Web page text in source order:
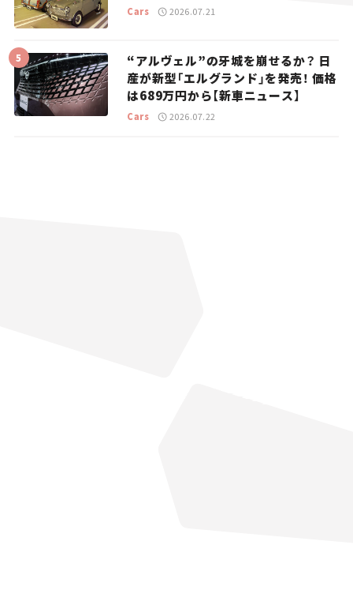
Cars 2026.07.21
“アルヴェル”の牙城を崩せるか？ 日
産が新型「エルグランド」を発売！ 価格
は689万円から【新車ニュース】
Cars 2026.07.22